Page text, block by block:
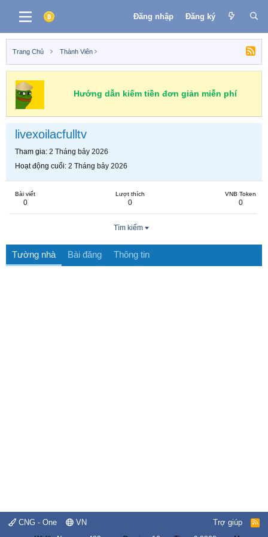
Đăng nhập Đăng ký
Trang Chủ Thành Viên
Hướng dẫn kiếm tiền đơn giản miễn phí
livexoilacfulltv
Tham gia 2 Tháng bảy 2026
Hoạt động cuối 2 Tháng bảy 2026
Bài viết
0
Lượt thích
0
VNB Token
0
Tìm kiếm
Tường nhà Bài đăng Thông tin
CNG - One VN Trợ giúp
R